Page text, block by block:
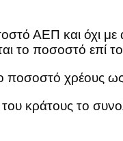
ΑΕΠ και όχι
το ποσοστό επί
ποσοστό χρέους
του κράτους το